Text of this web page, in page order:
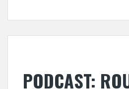
PODCAST: